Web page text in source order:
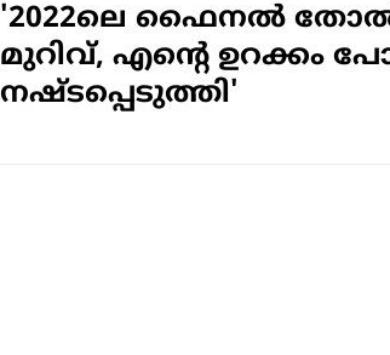
'2022ലെ ഫൈനൽ
മുറിവ്, എന്റെ ഉറക്കം
നഷ്ടപ്പെടുത്തി'